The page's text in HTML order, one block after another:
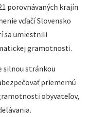
porovnávaných krajín
vďačí Slovensko
sa umiestnili
gramotnosti.
silnou stránkou
priemernú
obyvateľov,